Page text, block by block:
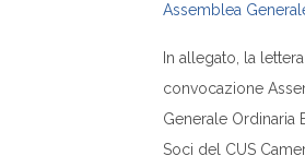
Assemblea
In allegato, la
convocazione
Generale Ordinaria
Soci del CUS